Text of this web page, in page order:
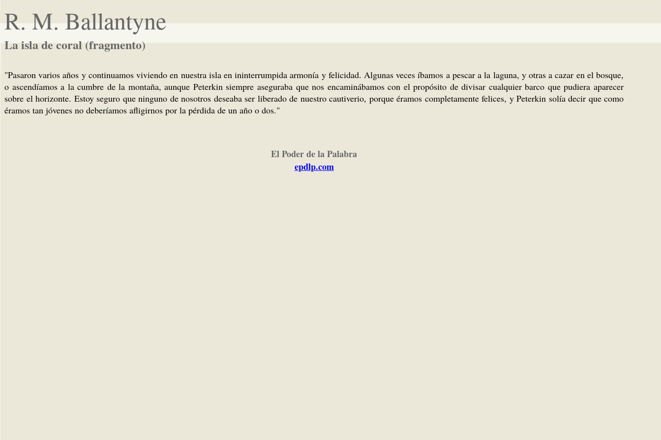
R. M. Ballantyne
La isla de coral (fragmento)
"Pasaron varios años y continuamos viviendo en nuestra isla en ininterrumpida armonía y felicidad. Algunas veces íbamos a pescar a la laguna, y otras a cazar en el bosque,
o ascendíamos a la cumbre de la montaña, aunque Peterkin siempre aseguraba que nos encaminábamos con el propósito de divisar cualquier barco que pudiera aparecer
sobre el horizonte. Estoy seguro que ninguno de nosotros deseaba ser liberado de nuestro cautiverio, porque éramos completamente felices, y Peterkin solía decir que como
éramos tan jóvenes no deberíamos afligirnos por la pérdida de un año o dos."
El Poder de la Palabra
epdlp.com